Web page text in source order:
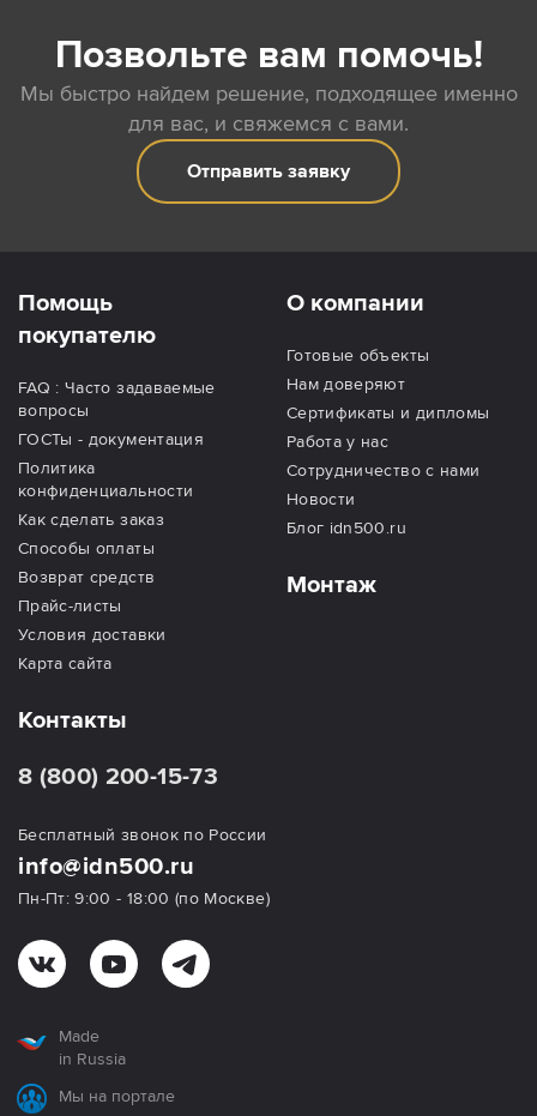
Позвольте вам помочь!
Мы быстро найдем решение, подходящее именно
для вас, и свяжемся с вами.
Отправить заявку
Помощь
покупателю
FAQ : Часто задаваемые
вопросы
ГОСТы - документация
Политика
конфиденциальности
Как сделать заказ
Способы оплаты
Возврат средств
Прайс-листы
Условия доставки
Карта сайта
О компании
Готовые объекты
Нам доверяют
Сертификаты и дипломы
Работа у нас
Сотрудничество с нами
Новости
Блог idn500.ru
Монтаж
Контакты
8 (800) 200-15-73
Бесплатный звонок по России
info@idn500.ru
Пн-Пт: 9:00 - 18:00 (по Москве)
Made
in Russia
Мы на портале